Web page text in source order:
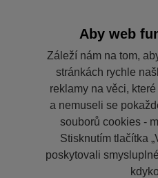
Aby web
Záleží nám na tom,
stránkách rychle
reklamy na věci,
a nemuseli se
souborů cookies -
Stisknutím tlačítka
poskytovali